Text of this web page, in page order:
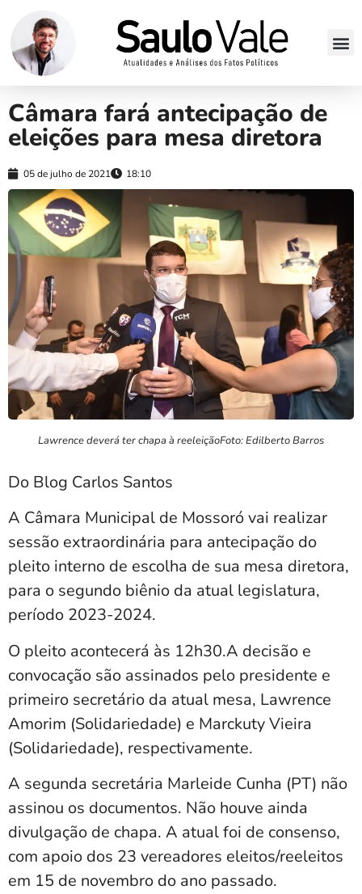
Câmara fará antecipação de
eleições para mesa diretora
05 de julho de 2021 18:10
Lawrence deverá ter chapa à reeleiçãoFoto: Edilberto Barros
Do Blog Carlos Santos
A Câmara Municipal de Mossoró vai realizar
sessão extraordinária para antecipação do
pleito interno de escolha de sua mesa diretora,
para o segundo biênio da atual legislatura,
período 2023-2024.
O pleito acontecerá às 12h30.A decisão e
convocação são assinados pelo presidente e
primeiro secretário da atual mesa, Lawrence
Amorim (Solidariedade) e Marckuty Vieira
(Solidariedade), respectivamente.
A segunda secretária Marleide Cunha (PT) não
assinou os documentos. Não houve ainda
divulgação de chapa. A atual foi de consenso,
com apoio dos 23 vereadores eleitos/reeleitos
em 15 de novembro do ano passado.